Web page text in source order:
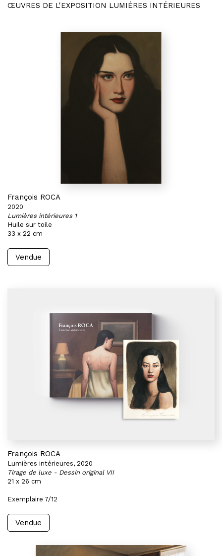
ŒUVRES DE L'EXPOSITION LUMIÈRES INTÉRIEURES
François ROCA
2020
Lumières intérieures 1
Huile sur toile
33 x 22 cm
Vendue
François ROCA
Lumières intérieures, 2020
Tirage de luxe - Dessin original VII
21 x 26 cm
Exemplaire 7/12
Vendue